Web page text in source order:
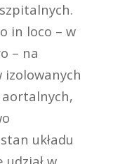
in loco – w
– na
układu